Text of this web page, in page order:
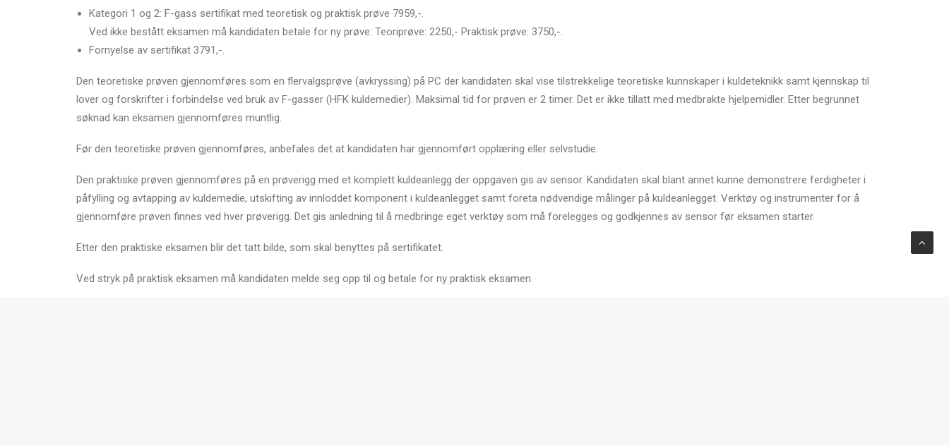
Kategori 1 og 2: F-gass sertifikat med teoretisk og praktisk prøve 7959,-.
Ved ikke bestått eksamen må kandidaten betale for ny prøve: Teoriprøve: 2250,- Praktisk prøve: 3750,-.
Fornyelse av sertifikat 3791,-.
Den teoretiske prøven gjennomføres som en flervalgsprøve (avkryssing) på PC der kandidaten skal vise tilstrekkelige teoretiske kunnskaper i kuldeteknikk samt kjennskap til
lover og forskrifter i forbindelse ved bruk av F-gasser (HFK kuldemedier). Maksimal tid for prøven er 2 timer. Det er ikke tillatt med medbrakte hjelpemidler. Etter begrunnet
søknad kan eksamen gjennomføres muntlig.
Før den teoretiske prøven gjennomføres, anbefales det at kandidaten har gjennomført opplæring eller selvstudie.
Den praktiske prøven gjennomføres på en prøverigg med et komplett kuldeanlegg der oppgaven gis av sensor. Kandidaten skal blant annet kunne demonstrere ferdigheter i
påfylling og avtapping av kuldemedie, utskifting av innloddet komponent i kuldeanlegget samt foreta nødvendige målinger på kuldeanlegget. Verktøy og instrumenter for å
gjennomføre prøven finnes ved hver prøverigg. Det gis anledning til å medbringe eget verktøy som må forelegges og godkjennes av sensor før eksamen starter.
Etter den praktiske eksamen blir det tatt bilde, som skal benyttes på sertifikatet.
Ved stryk på praktisk eksamen må kandidaten melde seg opp til og betale for ny praktisk eksamen.